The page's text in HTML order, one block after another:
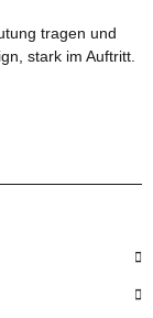
tragen und
stark im Auftritt.